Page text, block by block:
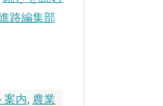
路編集部
案内, 農業